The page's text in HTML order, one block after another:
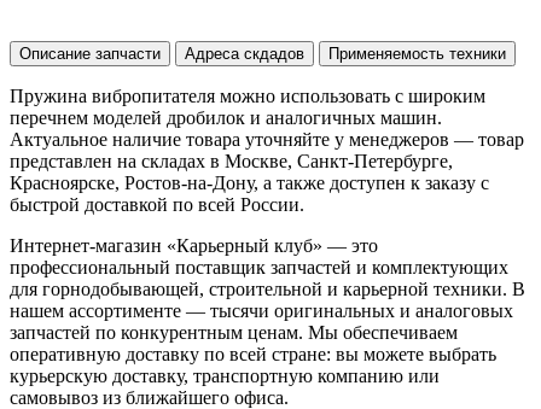
Описание запчасти Адреса скдадов Применяемость техники
Пружина вибропитателя можно использовать с широким
перечнем моделей дробилок и аналогичных машин.
Актуальное наличие товара уточняйте у менеджеров — товар
представлен на складах в Москве, Санкт-Петербурге,
Красноярске, Ростов-на-Дону, а также доступен к заказу с
быстрой доставкой по всей России.
Интернет-магазин «Карьерный клуб» — это
профессиональный поставщик запчастей и комплектующих
для горнодобывающей, строительной и карьерной техники. В
нашем ассортименте — тысячи оригинальных и аналоговых
запчастей по конкурентным ценам. Мы обеспечиваем
оперативную доставку по всей стране: вы можете выбрать
курьерскую доставку, транспортную компанию или
самовывоз из ближайшего офиса.